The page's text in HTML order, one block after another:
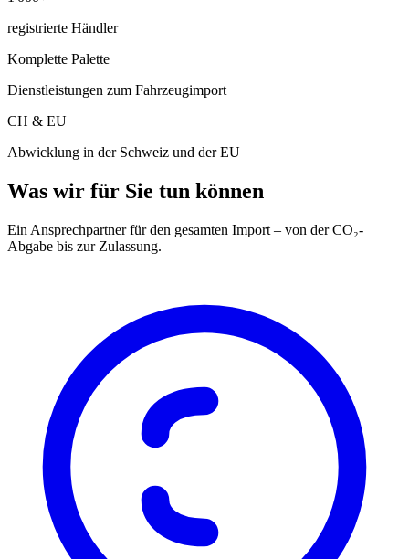
registrierte Händler
Komplette Palette
Dienstleistungen zum Fahrzeugimport
CH & EU
Abwicklung in der Schweiz und der EU
Was wir für Sie tun können
Ein Ansprechpartner für den gesamten Import – von der CO₂-
Abgabe bis zur Zulassung.